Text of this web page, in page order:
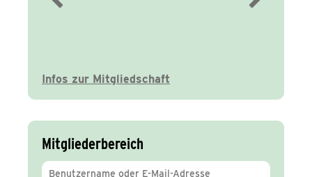
Infos zur Mitgliedschaft
Mitgliederbereich